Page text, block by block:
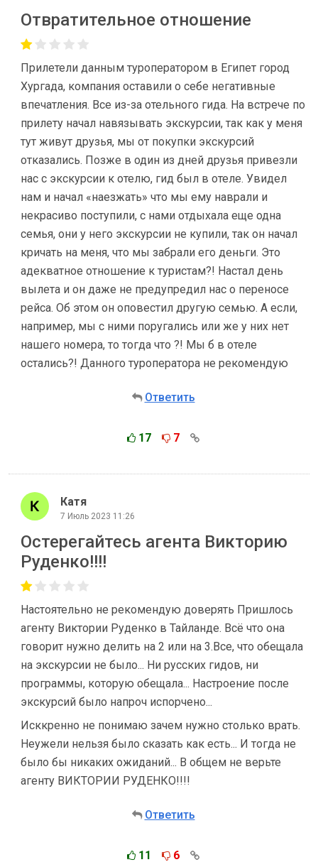
Отвратительное отношение
Прилетели данным туроператором в Египет город
Хургада, компания оставили о себе негативные
впечатления. Все из-за отельного гида. На встрече по
прилету начал навязывать экскурсии, так как у меня
тут живут друзья, мы от покупки экскурсий
отказались. Позже в один из дней друзья привезли
нас с экскурсии к отелю, гид был в отеле. Увидел
нам и начал «наезжать» что мы ему наврали и
некрасиво поступили, с нами отдыхала еще одна
семья, они у него экскурсии не купили, так он начал
кричать на меня, что мы забрали его деньги. Это
адекватное отношение к туристам?! Настал день
вылета и он даже не предупредил нас о переносе
рейса. Об этом он оповестил другую семью. А если,
например, мы с ними поругались или же у них нет
нашего номера, то тогда что ?! Мы б в отеле
остались?! Данного туроператора не рекомендую
Ответить
17 7
Катя
7 Июль 2023 11:26
Остерегайтесь агента Викторию
Руденко!!!!
Настоятельно не рекомендую доверять Пришлось
агенту Виктории Руденко в Тайланде. Всё что она
говорит нужно делить на 2 или на 3.Все, что обещала
на экскурсии не было... Ни русских гидов, ни
программы, которую обещала... Настроение после
экскурсий было напроч испорчено...
Исккренно не понимаю зачем нужно столько врать.
Неужели нельзя было сказать как есть... И тогда не
было бы никаких ожиданий... В общем не верьте
агенту ВИКТОРИИ РУДЕНКО!!!!
Ответить
11 6